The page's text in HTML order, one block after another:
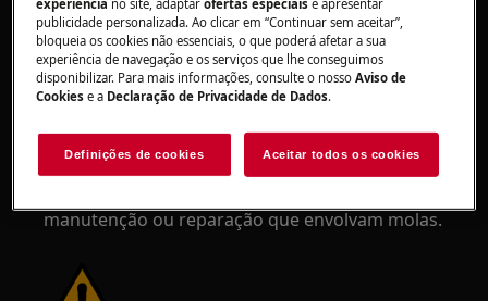
AVISO!RISCO DE LESÃO OCULAR
manutenção ou reparação que envolvam molas.
experiência no site, adaptarofertas especiaise apresentar
publicidade personalizada. Ao clicar em “Continuar sem aceitar”,
bloqueia os cookies não essenciais, o que poderá afetar a sua
experiência de navegação e os serviços que lhe conseguimos
disponibilizar. Para mais informações, consulte o nossoAviso de
Cookies e a Declaração de Privacidade de Dados.
Definições de cookies Aceitar todos os cookies